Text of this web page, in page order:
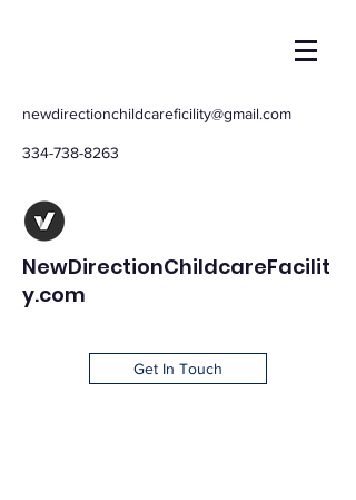
newdirectionchildcareficility@gmail.com
334-738-8263
NewDirectionChildcareFacilit
y.com
Get In Touch